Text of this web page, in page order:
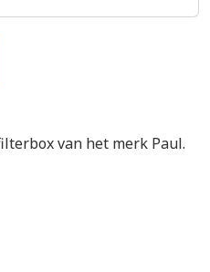
van het merk Paul.